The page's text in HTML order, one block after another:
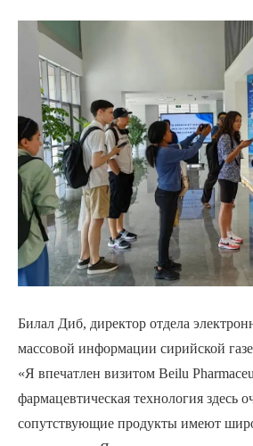
Билал Диб, директор отдела
массовой информации сирийской
«Я впечатлен визитом Beilu
фармацевтическая технология здесь
сопутствующие продукты имеют